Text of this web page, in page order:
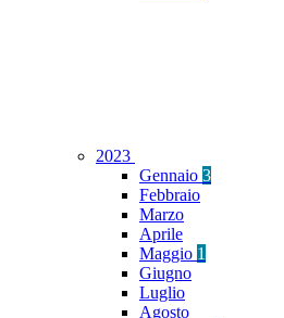
2023
Gennaio 3
Febbraio
Marzo
Aprile
Maggio 1
Giugno
Luglio
Agosto